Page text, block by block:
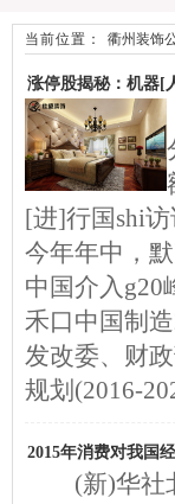
当前位置： 衢州装饰
涨停股揭秘：机器[
[进]行国shi
今年年中，
中国介入g20
禾口中国制
发改委、财
规划(2016-
2015年消费对我国
(新)华社北